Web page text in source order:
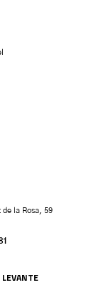
la Rosa, 59
LEVANTE